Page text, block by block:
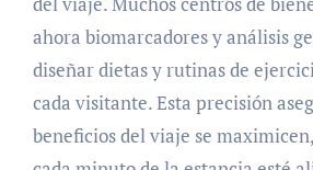
ahora biomarcadores y análisis
diseñar dietas y rutinas de
cada visitante. Esta precisión
beneficios del viaje se